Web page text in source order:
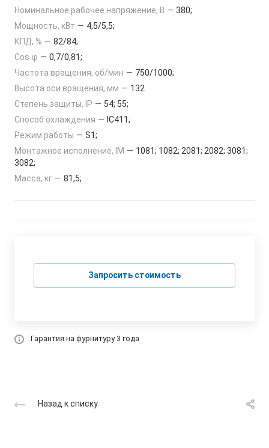
Номинальное рабочее напряжение, В — 380;
Мощность, кВт — 4,5/5,5;
КПД, % — 82/84;
Cos φ — 0,7/0,81;
Частота вращения, об/мин — 750/1000;
Высота оси вращения, мм — 132
Степень защиты, IP — 54; 55;
Способ охлаждения — IC411;
Режим работы — S1;
Монтажное исполнение, IM — 1081; 1082; 2081; 2082; 3081;
3082;
Масса, кг — 81,5;
Запросить стоимость
Гарантия на фурнитуру 3 года
Назад к списку